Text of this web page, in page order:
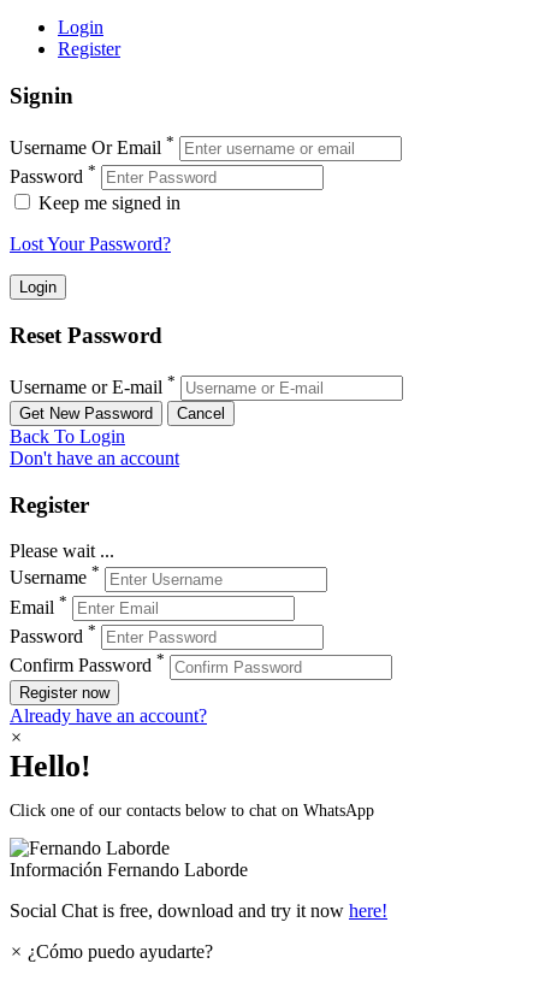
Login
Register
Signin
Username Or Email *
Password *
Keep me signed in
Lost Your Password?
Reset Password
Username or E-mail *
Back To Login
Don't have an account
Register
Please wait ...
Username *
Email *
Password *
Confirm Password *
Register now
Already have an account?
×
Hello!
Click one of our contacts below to chat on WhatsApp
Información Fernando Laborde
Social Chat is free, download and try it now here!
× ¿Cómo puedo ayudarte?